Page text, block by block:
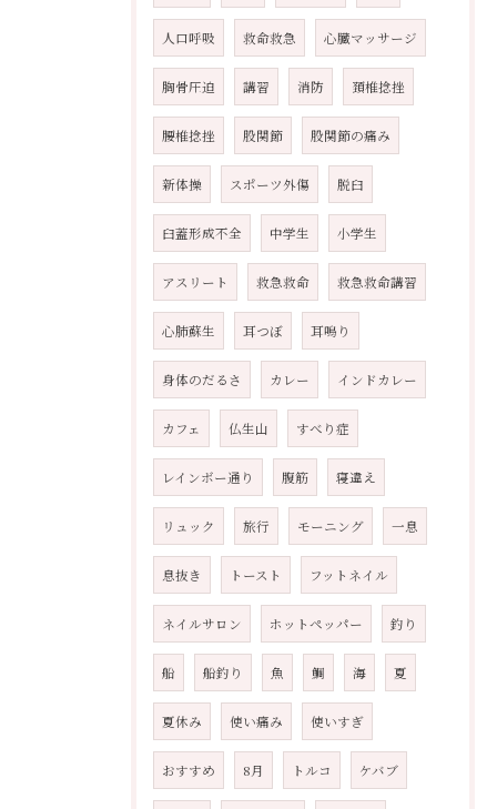
人口呼吸 救命救急 心臓マッサージ
胸骨圧迫 講習 消防 頚椎捻挫
腰椎捻挫 股関節 股関節の痛み
新体操 スポーツ外傷 脱臼
臼蓋形成不全 中学生 小学生
アスリート 救急救命 救急救命講習
心肺蘇生 耳つぼ 耳鳴り
身体のだるさ カレー インドカレー
カフェ 仏生山 すべり症
レインボー通り 腹筋 寝違え
リュック 旅行 モーニング 一息
息抜き トースト フットネイル
ネイルサロン ホットペッパー 釣り
船 船釣り 魚 鯛 海 夏
夏休み 使い痛み 使いすぎ
おすすめ 8月 トルコ ケバブ